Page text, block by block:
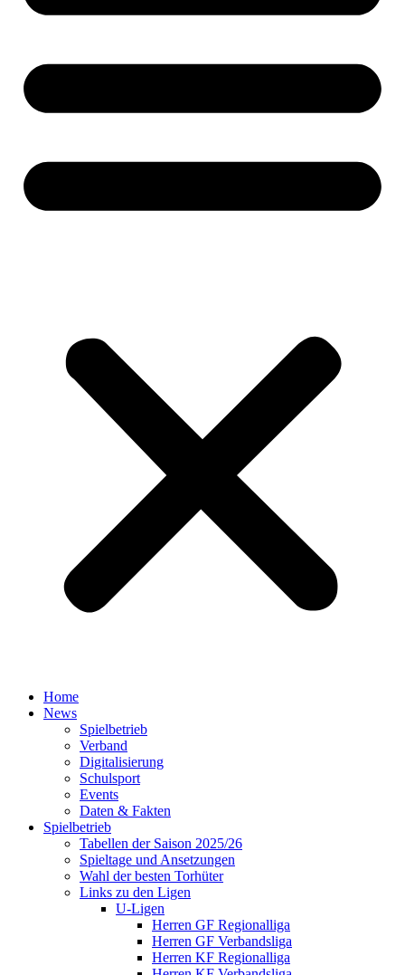
Home
News
Spielbetrieb
Verband
Digitalisierung
Schulsport
Events
Daten & Fakten
Spielbetrieb
Tabellen der Saison 2025/26
Spieltage und Ansetzungen
Wahl der besten Torhüter
Links zu den Ligen
U-Ligen
Herren GF Regionalliga
Herren GF Verbandsliga
Herren KF Regionalliga